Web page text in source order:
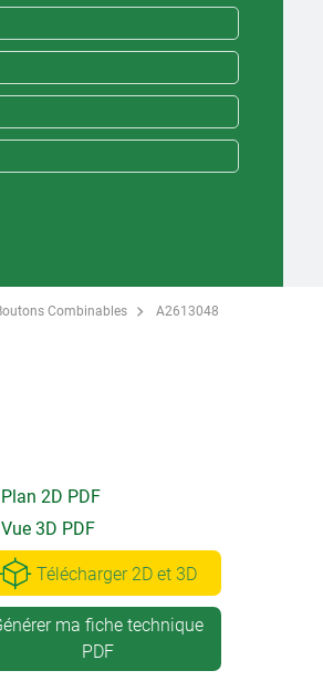
Combinables A2613048
Plan 2D PDF
Vue 3D PDF
Télécharger 2D et 3D
ma fiche technique
PDF